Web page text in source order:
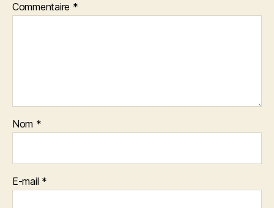
Commentaire *
Nom *
E-mail *